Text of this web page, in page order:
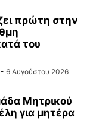
πρώτη στην
του
- 6 Αυγούστου 2026
Μητρικού
για μητέρα